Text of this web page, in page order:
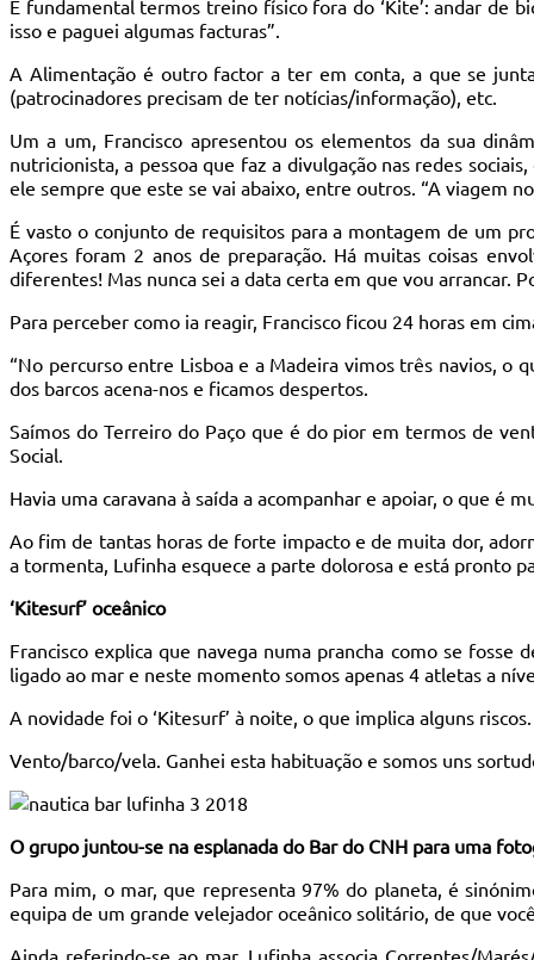
É fundamental termos treino físico fora do ‘Kite’: andar de
isso e paguei algumas facturas”.
A Alimentação é outro factor a ter em conta, a que se
(patrocinadores precisam de ter notícias/informação), etc.
Um a um, Francisco apresentou os elementos da sua
nutricionista, a pessoa que faz a divulgação nas redes
ele sempre que este se vai abaixo, entre outros. “A viagem
É vasto o conjunto de requisitos para a montagem de um
Açores foram 2 anos de preparação. Há muitas coisas
diferentes! Mas nunca sei a data certa em que vou arrancar.
Para perceber como ia reagir, Francisco ficou 24 horas em
“No percurso entre Lisboa e a Madeira vimos três navios, o
dos barcos acena-nos e ficamos despertos.
Saímos do Terreiro do Paço que é do pior em termos de
Social.
Havia uma caravana à saída a acompanhar e apoiar, o que
Ao fim de tantas horas de forte impacto e de muita dor,
a tormenta, Lufinha esquece a parte dolorosa e está pronto
‘Kitesurf’ oceânico
Francisco explica que navega numa prancha como se fosse
ligado ao mar e neste momento somos apenas 4 atletas a
A novidade foi o ‘Kitesurf’ à noite, o que implica alguns riscos.
Vento/barco/vela. Ganhei esta habituação e somos uns
O grupo juntou-se na esplanada do Bar do CNH para uma
Para mim, o mar, que representa 97% do planeta, é
equipa de um grande velejador oceânico solitário, de que